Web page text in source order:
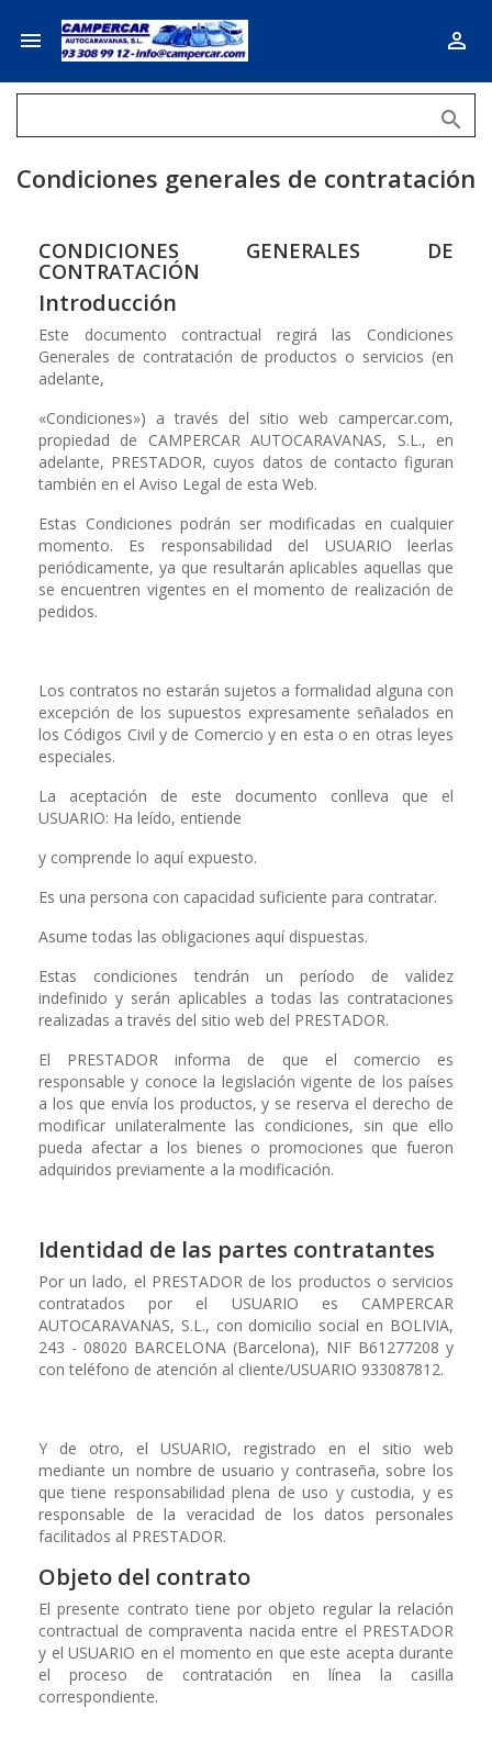
 

Condiciones generales de contratación
CONDICIONES GENERALES DE
CONTRATACIÓN
Introducción
Este documento contractual regirá las Condiciones
Generales de contratación de productos o servicios (en
adelante,
«Condiciones») a través del sitio web campercar.com,
propiedad de CAMPERCAR AUTOCARAVANAS, S.L., en
adelante, PRESTADOR, cuyos datos de contacto figuran
también en el Aviso Legal de esta Web.
Estas Condiciones podrán ser modificadas en cualquier
momento. Es responsabilidad del USUARIO leerlas
periódicamente, ya que resultarán aplicables aquellas que
se encuentren vigentes en el momento de realización de
pedidos.
Los contratos no estarán sujetos a formalidad alguna con
excepción de los supuestos expresamente señalados en
los Códigos Civil y de Comercio y en esta o en otras leyes
especiales.
La aceptación de este documento conlleva que el
USUARIO: Ha leído, entiende
y comprende lo aquí expuesto.
Es una persona con capacidad suficiente para contratar.
Asume todas las obligaciones aquí dispuestas.
Estas condiciones tendrán un período de validez
indefinido y serán aplicables a todas las contrataciones
realizadas a través del sitio web del PRESTADOR.
El PRESTADOR informa de que el comercio es
responsable y conoce la legislación vigente de los países
a los que envía los productos, y se reserva el derecho de
modificar unilateralmente las condiciones, sin que ello
pueda afectar a los bienes o promociones que fueron
adquiridos previamente a la modificación.
Identidad de las partes contratantes
Por un lado, el PRESTADOR de los productos o servicios
contratados por el USUARIO es CAMPERCAR
AUTOCARAVANAS, S.L., con domicilio social en BOLIVIA,
243 - 08020 BARCELONA (Barcelona), NIF B61277208 y
con teléfono de atención al cliente/USUARIO 933087812.
Y de otro, el USUARIO, registrado en el sitio web
mediante un nombre de usuario y contraseña, sobre los
que tiene responsabilidad plena de uso y custodia, y es
responsable de la veracidad de los datos personales
facilitados al PRESTADOR.
Objeto del contrato
El presente contrato tiene por objeto regular la relación
contractual de compraventa nacida entre el PRESTADOR
y el USUARIO en el momento en que este acepta durante
el proceso de contratación en línea la casilla
correspondiente.